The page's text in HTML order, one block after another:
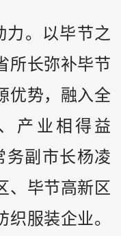
力。以毕节之
所长弥补毕节
优势，融入全
产业相得益
务副市长杨凌
、毕节高新区
织服装企业。